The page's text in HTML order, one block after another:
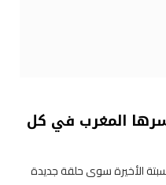
المغرب في كل
الأخيرة سوى حلقة جديدة